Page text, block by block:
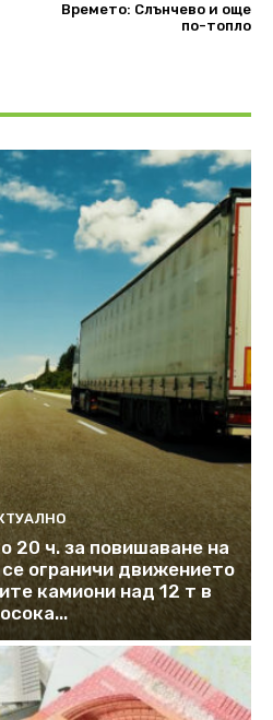
Времето: Слънчево и oще
по-топло
20 ч. за повишаване на
ограничи движението
камиони над 12 т в